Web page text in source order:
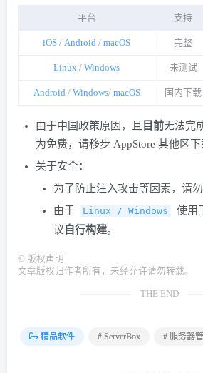
平台 支持
iOS / Android / macOS 完整
Linux / Windows 未测试
Android/ Windows/ macOS 国内下载
由于中国政策原因，且 目前无法完
为免费，请移步 AppStore 其他区下
关于安全：
为了防止注入攻击等因素，请
由于
Linux / Windows
使用
议 自行构建。
© 版权声明
文章版权归作者所有，未经允许请勿转载。
THE END
精品软件 # ServerBox # 服务器